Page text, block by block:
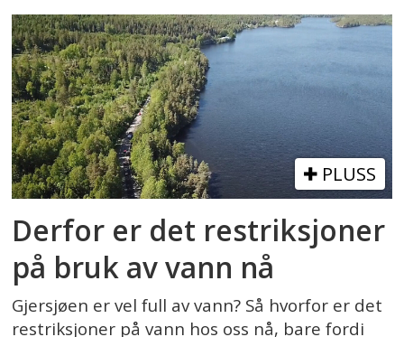
PLUSS
Derfor er det restriksjoner
på bruk av vann nå
Gjersjøen er vel full av vann? Så hvorfor er det
restriksjoner på vann hos oss nå, bare fordi